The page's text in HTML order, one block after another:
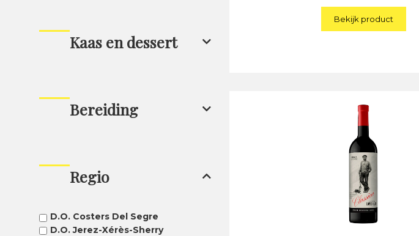
Kaas en dessert
Bereiding
Regio
D.O. Costers Del Segre
D.O. Jerez-Xérès-Sherry
Bekijk product